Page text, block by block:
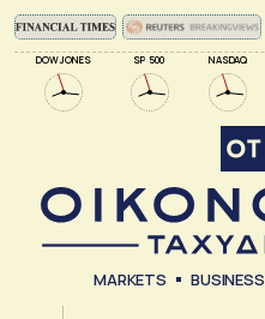
DOW JONES SP 500 NASDAQ
MARKETS BUSINESS